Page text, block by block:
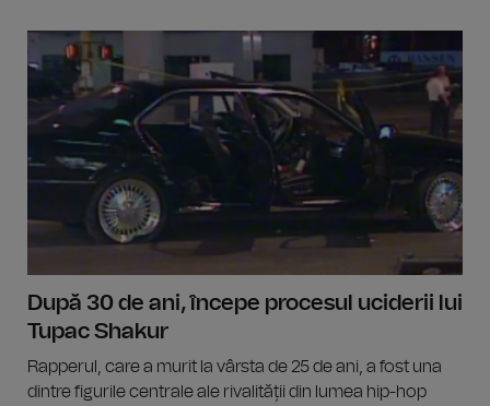
După 30 de ani, începe procesul uciderii lui
Tupac Shakur
Rapperul, care a murit la vârsta de 25 de ani, a fost una
dintre figurile centrale ale rivalității din lumea hip-hop